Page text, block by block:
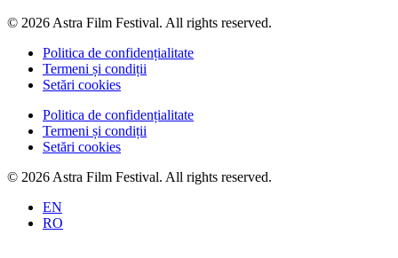
© 2026 Astra Film Festival. All rights reserved.
Politica de confidențialitate
Termeni și condiții
Setări cookies
Politica de confidențialitate
Termeni și condiții
Setări cookies
© 2026 Astra Film Festival. All rights reserved.
EN
RO